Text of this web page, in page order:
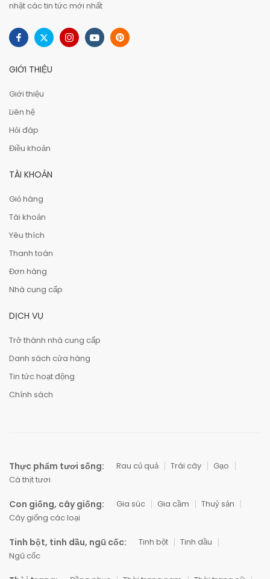
nhật các tin tức mới nhất
GIỚI THIỆU
Giới thiệu
Liên hệ
Hỏi đáp
Điều khoản
TÀI KHOẢN
Giỏ hàng
Tài khoản
Yêu thích
Thanh toán
Đơn hàng
Nhà cung cấp
DỊCH VỤ
Trở thành nhà cung cấp
Danh sách cửa hàng
Tin tức hoạt động
Chính sách
Thực phẩm tươi sống: Rau củ quả Trái cây
Gạo
Cá thịt tươi
Con giống, cây giống: Gia súc Gia cầm
Thuỷ sản
Cây giống các loại
Tinh bột, tinh dầu, ngũ cốc: Tinh bột
Tinh dầu
Ngũ cốc